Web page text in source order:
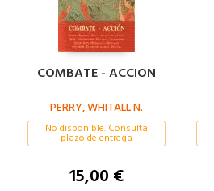
COMBATE - ACCION
PERRY, WHITALL N.
No disponible. Consulta
plazo de entrega
15,00 €